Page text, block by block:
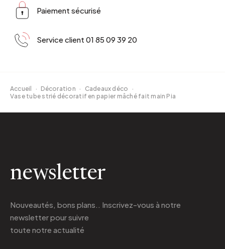
Paiement sécurisé
Service client 01 85 09 39 20
Accueil · Décoration · Cadeaux déco
·
Vase tube strié décoratif en papier mâché fait main Pia
newsletter
Nouveautés, bons plans.. Inscrivez-vous à notre
newsletterpour suivre
toute notre actualité